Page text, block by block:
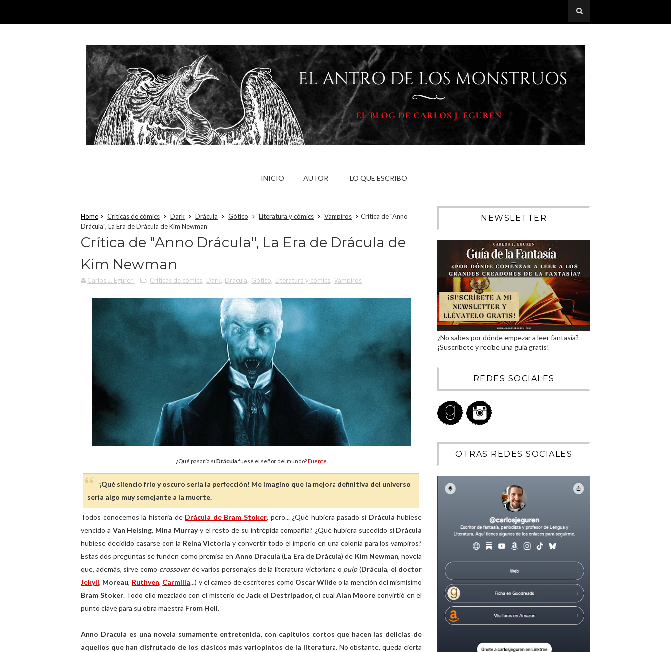
INICIO AUTOR LO QUE ESCRIBO
Home Críticas de cómics Dark Drácula Gótico Literatura y cómics Vampiros
Crítica de "Anno
Drácula", La Era de Drácula de Kim Newman
Crítica de "Anno Drácula", La Era de Drácula de
Kim Newman
Carlos J. Eguren Críticas de cómics, Dark, Drácula, Gótico, Literatura y cómics, Vampiros
¿Qué pasaría si Dráculafuese el señor del mundo?Fuente
¡Qué silencio frío y oscuro sería la perfección! Me imagino que la mejora definitiva del universo
sería algo muy semejante a la muerte.
Todos conocemos la historia de Drácula de Bram Stoker, pero... ¿Qué hubiera pasado si Dráculahubiese
vencido a Van Helsing, Mina Murrayy el resto de su intrépida compañía? ¿Qué hubiera sucedido si Drácula
hubiese decidido casarse con la Reina Victoria y convertir todo el imperio en una colonia para los vampiros?
Estas dos preguntas se funden como premisa en Anno Dracula (La Era de Drácula) de Kim Newman, novela
que, además, sirve como crossoverde varios personajes de la literatura victoriana o pulp(Drácula, el doctor
Jekyll, Moreau, Ruthven, Carmilla...) y el cameo de escritores como Oscar Wilde o la mención del mismísimo
Bram Stoker. Todo ello mezclado con el misterio deJack el Destripador,el cual Alan Mooreconvirtió en el
punto clave para su obra maestra From Hell.
Anno Dracula es una novela sumamente entretenida, con capítulos cortos que hacen las delicias de
aquellos que han disfrutado de los clásicos más variopintos de la literatura. No obstante, queda cierta
NEWSLETTER
¿No sabes por dónde empezar a leer fantasía?
¡Suscríbete y recibe una guía gratis!
REDES SOCIALES
OTRAS REDES SOCIALES